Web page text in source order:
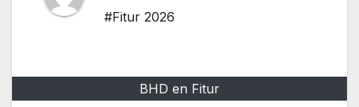
#Fitur 2026
BHD en Fitur